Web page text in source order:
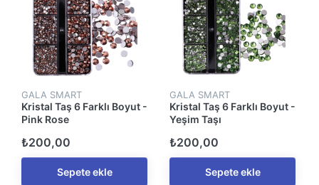
GALA SMART
Kristal Taş 6 Farklı Boyut -
Pink Rose
₺200,00
Sepete ekle
GALA SMART
Kristal Taş 6 Farklı Boyut -
Yeşim Taşı
₺200,00
Sepete ekle